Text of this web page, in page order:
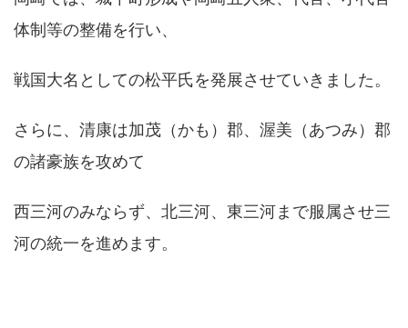
体制等の整備を行い、
戦国大名としての松平氏を発展させていきました。
さらに、清康は加茂（かも）郡、渥美（あつみ）郡
の諸豪族を攻めて
西三河のみならず、北三河、東三河まで服属させ三
河の統一を進めます。